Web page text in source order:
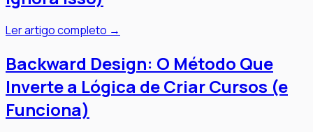
Ler artigo completo →
Backward Design: O Método Que
Inverte a Lógica de Criar Cursos (e
Funciona)